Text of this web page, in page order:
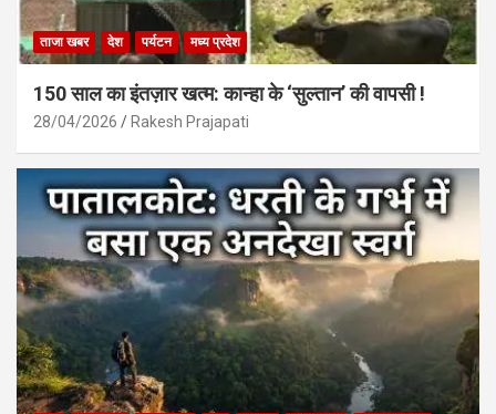
ताजा खबर देश पर्यटन मध्य प्रदेश
150 साल का इंतज़ार खत्म: कान्हा के ‘सुल्तान’ की वापसी !
28/04/2026 Rakesh Prajapati